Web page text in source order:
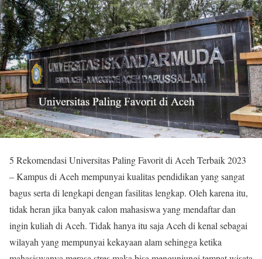
5 Rekomendasi Universitas Paling Favorit di Aceh Terbaik 2023
– Kampus di Aceh mempunyai kualitas pendidikan yang sangat
bagus serta di lengkapi dengan fasilitas lengkap. Oleh karena itu,
tidak heran jika banyak calon mahasiswa yang mendaftar dan
ingin kuliah di Aceh. Tidak hanya itu saja Aceh di kenal sebagai
wilayah yang mempunyai kekayaan alam sehingga ketika